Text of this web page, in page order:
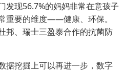
发现56.7%的妈妈非常在意孩子
重要的维度——健康、环保。
邦、瑞士三盈泰合作的抗菌防
据挖掘上可以再进一步，数字